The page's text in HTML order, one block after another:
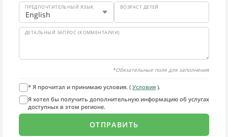
ПРЕДПОЧТИТЕЛЬНЫЙ ЯЗЫК ВОЗРАСТ ДЕТЕЙ
ДЕТАЛЬНЫЙ ЗАПРОС (КОММЕНТАРИИ)
*Обязательные поля для заполнения
* Я прочитал и принимаю условия. ( Условия ).
Я хотел бы получить дополнительную информацию об услугах
доступных в этом регионе.